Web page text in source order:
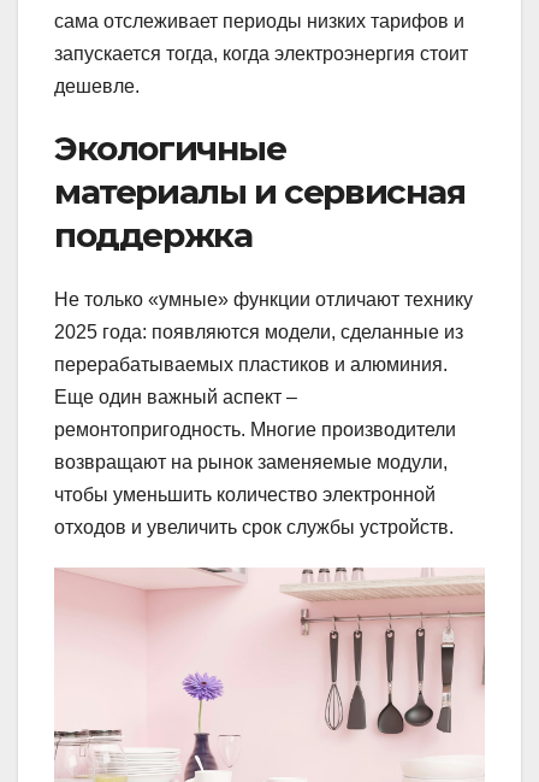
сама отслеживает периоды низких тарифов и
запускается тогда, когда электроэнергия стоит
дешевле.
Экологичные
материалы и сервисная
поддержка
Не только «умные» функции отличают технику
2025 года: появляются модели, сделанные из
перерабатываемых пластиков и алюминия.
Еще один важный аспект –
ремонтопригодность. Многие производители
возвращают на рынок заменяемые модули,
чтобы уменьшить количество электронной
отходов и увеличить срок службы устройств.